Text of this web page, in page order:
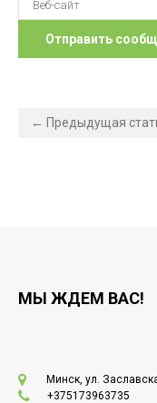
← Предыдущая
МЫ ЖДЕМ ВАС!
Минск, ул.
+375173963735